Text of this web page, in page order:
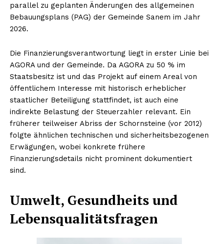
parallel zu geplanten Änderungen des allgemeinen
Bebauungsplans (PAG) der Gemeinde Sanem im Jahr
2026.
Die Finanzierungsverantwortung liegt in erster Linie bei
AGORA und der Gemeinde. Da AGORA zu 50 % im
Staatsbesitz ist und das Projekt auf einem Areal von
öffentlichem Interesse mit historisch erheblicher
staatlicher Beteiligung stattfindet, ist auch eine
indirekte Belastung der Steuerzahler relevant. Ein
früherer teilweiser Abriss der Schornsteine (vor 2012)
folgte ähnlichen technischen und sicherheitsbezogenen
Erwägungen, wobei konkrete frühere
Finanzierungsdetails nicht prominent dokumentiert
sind.
Umwelt, Gesundheits und
Lebensqualitätsfragen